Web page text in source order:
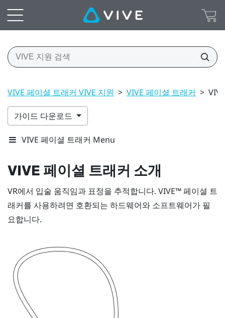
VIVE 페이셜 트래커 VIVE 지원 > VIVE 페이셜 트래커 >
가이드 다운로드
VIVE 페이셜 트래커 Menu
VIVE 페이셜 트래커 소개
VR에서 입술 움직임과 표정을 추적합니다. VIVE™페이셜 트
래커를 사용하려면 호환되는 하드웨어와 소프트웨어가 필
요합니다.